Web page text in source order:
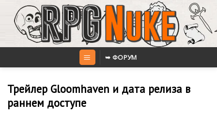
content
➥ ФОРУМ
Трейлер Gloomhaven и дата релиза в
раннем доступе